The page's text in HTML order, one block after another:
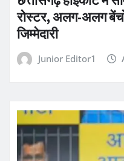
रोस्टर, अलग-अलग बेंचों
जिम्मेदारी
Junior Editor1